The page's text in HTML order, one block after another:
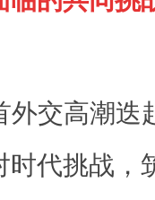
外交高潮迭
时代挑战，